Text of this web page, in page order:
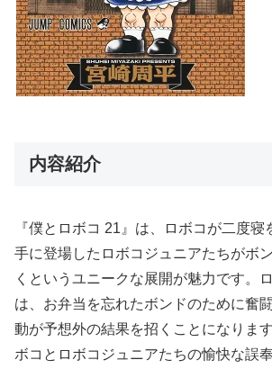
内容紹介
『僕とロボコ 21』は、ロボコが二度寝
手に登場したロボコジュニアたちがボ
くというユニークな展開が魅力です。
は、お弁当を忘れたボンドのために奮
動が予想外の結果を招くことになりま
ボコとロボコジュニアたちの愉快な誤